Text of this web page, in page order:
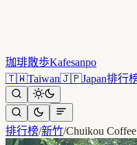
珈琲散歩Kafesanpo
🇹🇼Taiwan🇯🇵Japan排行
排行榜/新竹/Chuikou Coffee